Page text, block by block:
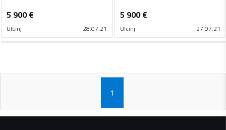
5 900€
Ulcinj 28.07.21
5 900€
Ulcinj 27.07.21
1